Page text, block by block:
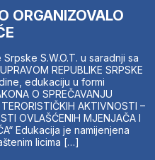
ORGANIZOVALO
S.W.O.T. u saradnji sa
REPUBLIKE SRPSKE
edukaciju u formi
O SPREČAVANJU
AKTIVNOSTI –
OVLAŠĆENIH MJENJAČA I
Edukacija je namijenjena
licima […]